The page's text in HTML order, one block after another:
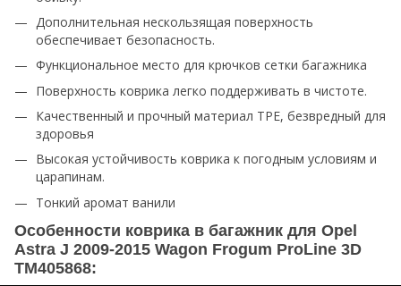
Дополнительная нескользящая поверхность
обеспечивает безопасность.
Функциональное место для крючков сетки багажника
Поверхность коврика легко поддерживать в чистоте.
Качественный и прочный материал TPE, безвредный для
здоровья
Высокая устойчивость коврика к погодным условиям и
царапинам.
Тонкий аромат ванили
Особенности коврика в багажник для Opel
Astra J 2009-2015 Wagon Frogum ProLine 3D
TM405868: